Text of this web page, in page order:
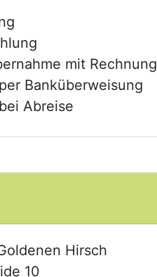
mit Rechnung
Banküberweisung
Abreise
Hirsch
10